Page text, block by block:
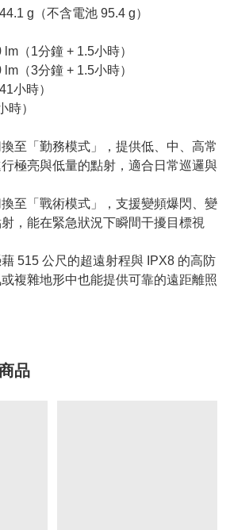
g（不含電池 95.4 g）
lm（1分鐘 + 1.5小時）
lm（3分鐘 + 1.5小時）
小時）
時）
至「勤務模式」，提供低、中、高常
極亮與低量的點射，適合日常巡邏與
換至「戰術模式」，支援變頻爆閃、變
，能在緊急狀況下瞬間干擾目標視
藉 515 公尺的超遠射程與 IPX8 的高防
複雜地形中也能提供可靠的遠距離照
品